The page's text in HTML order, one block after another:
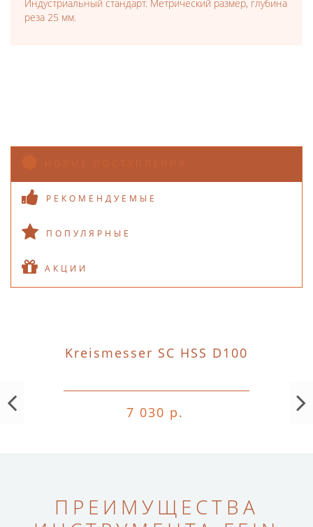
Индустриальный стандарт. Метрический размер, глубина
реза 25 мм.
РЕКОМЕНДУЕМЫЕ
ПОПУЛЯРНЫЕ
АКЦИИ
Kreismesser SC HSS D100
7 030 р.
ПРЕИМУЩЕСТВА